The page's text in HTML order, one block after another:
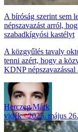
A bíróság szerint sem
népszavazást arról,
szabadkígyósi kastélyt
A közgyűlés tavaly
tenni azért, hogy a
KDNP
Herczeg Márk
vidék
2025. május